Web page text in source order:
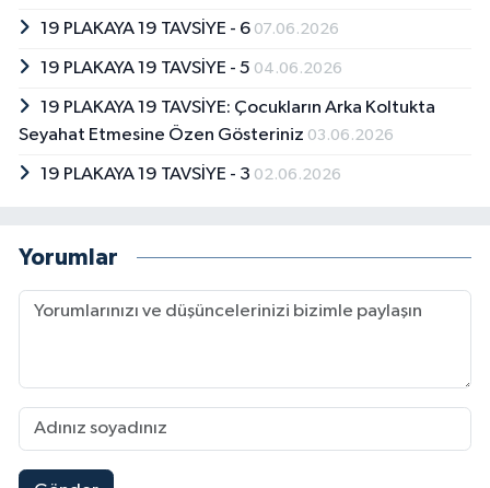
19 PLAKAYA 19 TAVSİYE - 6 07.06.2026
19 PLAKAYA 19 TAVSİYE - 5 04.06.2026
19 PLAKAYA 19 TAVSİYE: Çocukların Arka Koltukta
Seyahat Etmesine Özen Gösteriniz 03.06.2026
19 PLAKAYA 19 TAVSİYE - 3 02.06.2026
Yorumlar